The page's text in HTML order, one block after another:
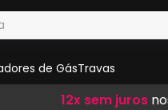
de GásTravas
Frete Grátisem
12x sem juros
10% de